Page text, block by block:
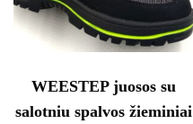
page
WEESTEP juosos su
salotniu spalvos žieminiai